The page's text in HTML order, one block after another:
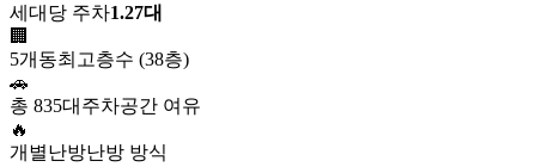
세대당 주차1.27대
🏢
5개동최고층수 (38층)
🚗
총 835대 주차공간 여유
🔥
개별난방난방 방식